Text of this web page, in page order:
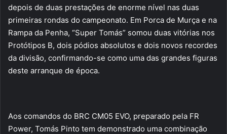
depois de duas prestações de enorme nível nas duas
primeiras rondas do campeonato. Em Porca de Murça e na
Rampa da Penha, “Super Tomás” somou duas vitórias nos
Protótipos B, dois pódios absolutos e dois novos recordes
da divisão, confirmando-se como uma das grandes figuras
deste arranque de época.
Aos comandos do BRC CM05 EVO, preparado pela FR
Power, Tomás Pinto tem demonstrado uma combinação